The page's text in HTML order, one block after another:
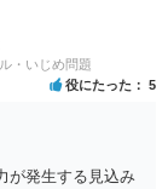
・いじめ問題
役にたった 5
が発生する見込み